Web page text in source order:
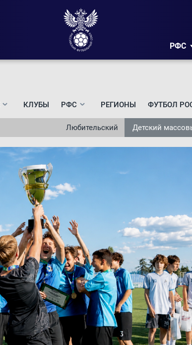
РФС
КЛУБЫ РФС РЕГИОНЫ ФУТБОЛ
Детский
Любительский